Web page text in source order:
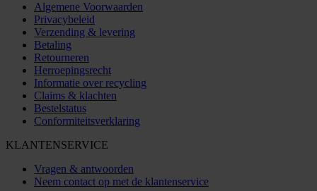
Algemene Voorwaarden
Privacybeleid
Verzending & levering
Betaling
Retourneren
Herroepingsrecht
Informatie over recycling
Claims & klachten
Bestelstatus
Conformiteitsverklaring
KLANTENSERVICE
Vragen & antwoorden
Neem contact op met de klantenservice